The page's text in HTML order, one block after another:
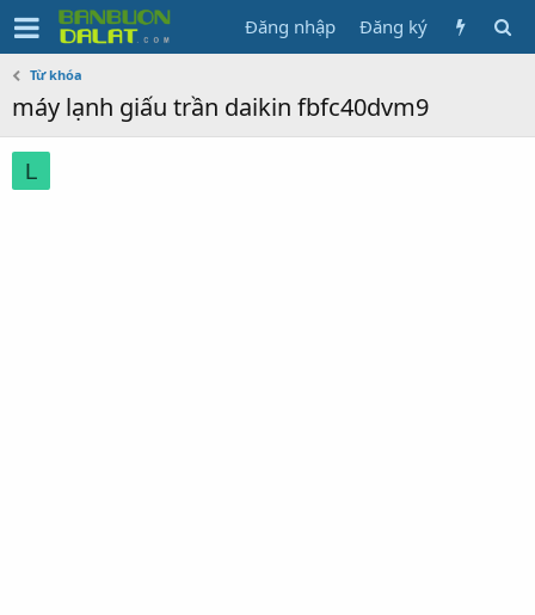
Đăng nhập Đăng ký
Từ khóa
máy lạnh giấu trần daikin fbfc40dvm9
L